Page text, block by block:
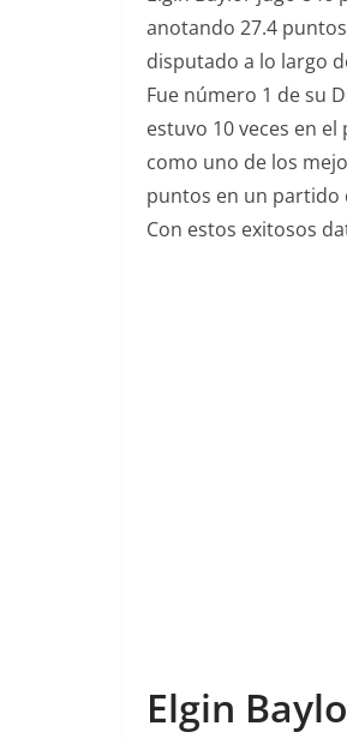
anotando 27.4
disputado a lo largo
Fue número 1 de su
estuvo 10 veces en
como uno de los
puntos en un partido
Con estos exitosos
Elgin